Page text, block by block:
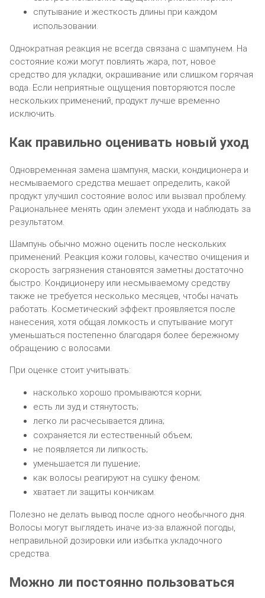
спутывание и жесткость длины при каждом
использовании.
Однократная реакция не всегда связана с шампунем. На
состояние кожи могут повлиять жара, пот, новое
средство для укладки, окрашивание или слишком горячая
вода. Если неприятные ощущения повторяются после
нескольких применений, продукт лучше временно
исключить.
Как правильно оценивать новый уход
Одновременная замена шампуня, маски, кондиционера и
несмываемого средства мешает определить, какой
продукт улучшил состояние волос или вызвал проблему.
Рациональнее менять один элемент ухода и наблюдать за
результатом.
Шампунь обычно можно оценить после нескольких
применений. Реакция кожи головы, качество очищения и
скорость загрязнения становятся заметны достаточно
быстро. Кондиционеру или несмываемому средству
также не требуется несколько месяцев, чтобы начать
работать. Косметический эффект проявляется после
нанесения, хотя общая ломкость и спутывание могут
уменьшаться постепенно благодаря более бережному
обращению с волосами.
При оценке стоит учитывать:
насколько хорошо промываются корни;
есть ли зуд и стянутость;
легко ли расчесывается длина;
сохраняется ли естественный объем;
не появляется ли липкость;
уменьшается ли пушение;
как волосы реагируют на сушку феном;
хватает ли защиты кончикам.
Полезно не делать вывод после одного необычного дня.
Волосы могут выглядеть иначе из-за влажной погоды,
неправильной дозировки или избытка укладочного
средства.
Можно ли постоянно пользоваться